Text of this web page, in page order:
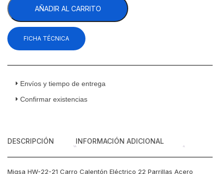
21
Carro
Calentón
Eléctrico
22
Inoxidable
AÑADIR AL CARRITO
FICHA TÉCNICA
Envíos y tiempo de entrega
Confirmar existencias
DESCRIPCIÓN INFORMACIÓN ADICIONAL
Migsa HW-22-21 Carro Calentón Eléctrico 22 Parrillas Acero